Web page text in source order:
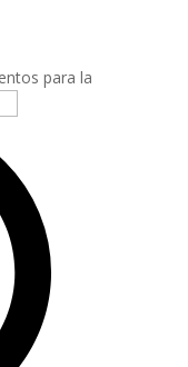
para la